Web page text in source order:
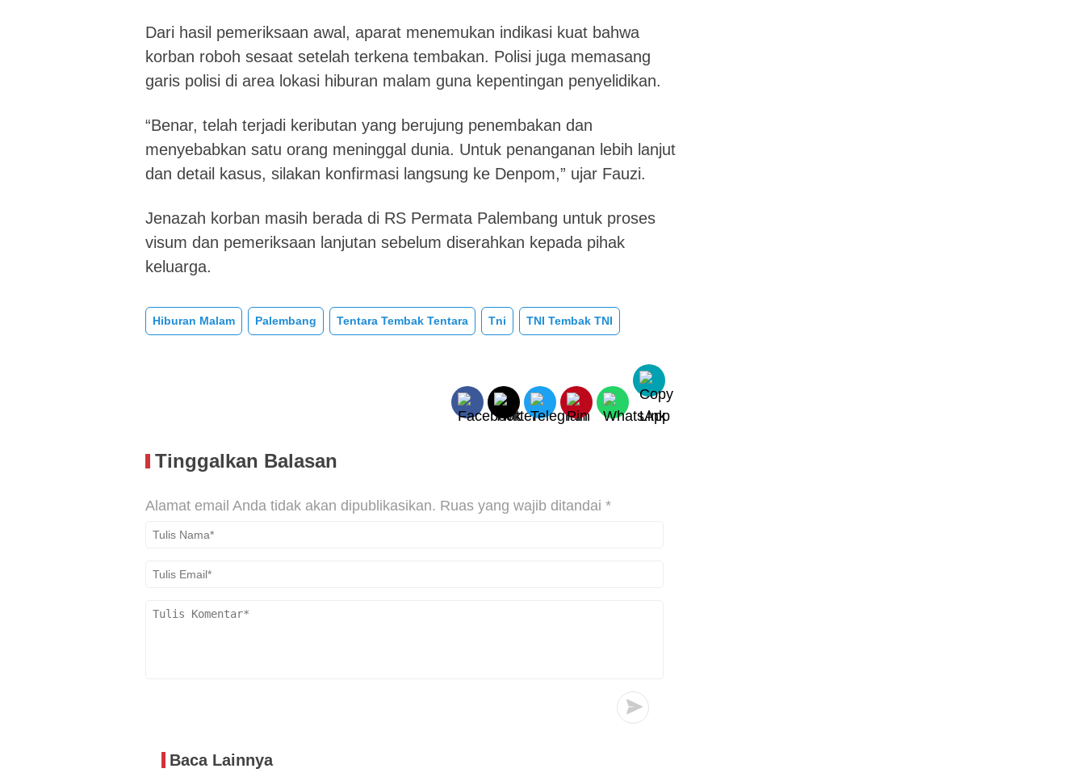
Dari hasil pemeriksaan awal, aparat menemukan indikasi kuat bahwa
korban roboh sesaat setelah terkena tembakan. Polisi juga memasang
garis polisi di area lokasi hiburan malam guna kepentingan penyelidikan.
“Benar, telah terjadi keributan yang berujung penembakan dan
menyebabkan satu orang meninggal dunia. Untuk penanganan lebih lanjut
dan detail kasus, silakan konfirmasi langsung ke Denpom,” ujar Fauzi.
Jenazah korban masih berada di RS Permata Palembang untuk proses
visum dan pemeriksaan lanjutan sebelum diserahkan kepada pihak
keluarga.
Hiburan Malam Palembang Tentara Tembak Tentara Tni TNI Tembak TNI
Tinggalkan Balasan
Alamat email Anda tidak akan dipublikasikan. Ruas yang wajib ditandai *
Baca Lainnya